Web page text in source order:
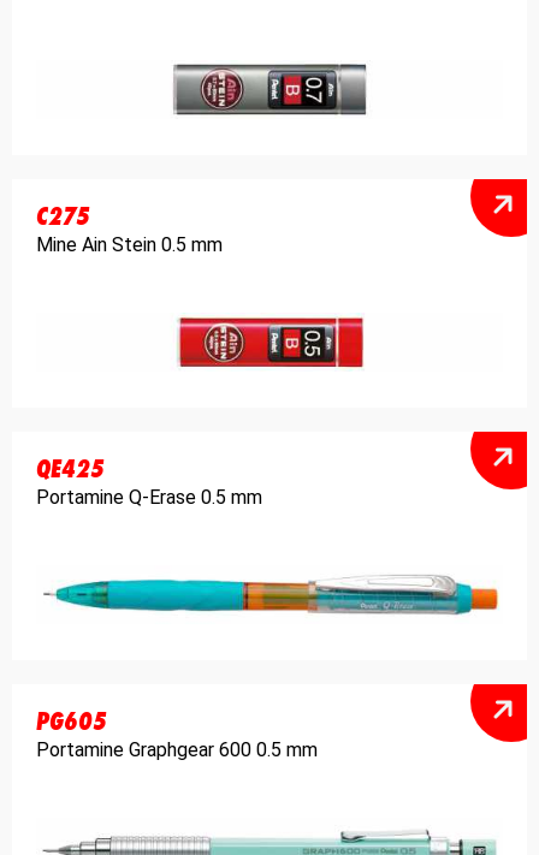
C275
Mine Ain Stein 0.5 mm
QE425
Portamine Q-Erase 0.5 mm
PG605
Portamine Graphgear 600 0.5 mm